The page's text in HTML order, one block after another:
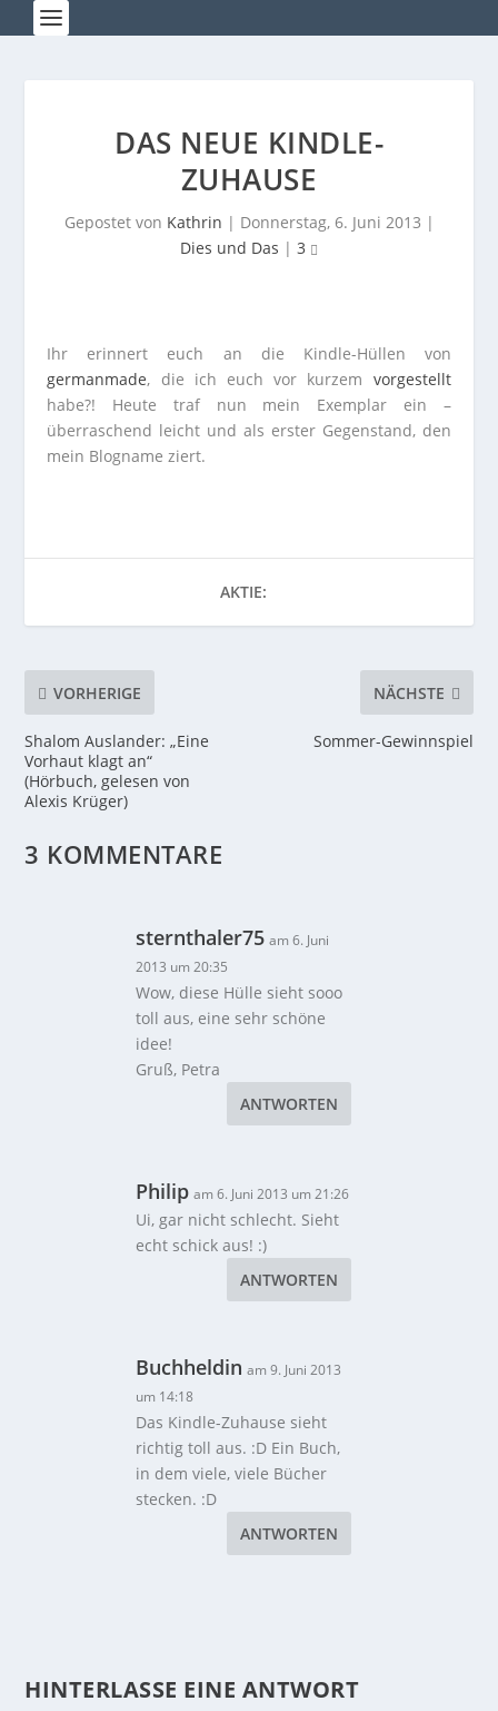
DAS NEUE KINDLE-
ZUHAUSE
Gepostet von Kathrin | Donnerstag, 6. Juni 2013 |
Dies und Das | 3
Ihr erinnert euch an die Kindle-Hüllen von
germanmade, die ich euch vor kurzem vorgestellt
habe?! Heute traf nun mein Exemplar ein –
überraschend leicht und als erster Gegenstand, den
mein Blogname ziert.
AKTIE:
VORHERIGE
Shalom Auslander: „Eine
Vorhaut klagt an“
(Hörbuch, gelesen von
Alexis Krüger)
NÄCHSTE
Sommer-Gewinnspiel
3 KOMMENTARE
sternthaler75 am 6. Juni
2013 um 20:35
Wow, diese Hülle sieht sooo
toll aus, eine sehr schöne
idee!
Gruß, Petra
ANTWORTEN
Philip am 6. Juni 2013 um 21:26
Ui, gar nicht schlecht. Sieht
echt schick aus! :)
ANTWORTEN
Buchheldin am 9. Juni 2013
um 14:18
Das Kindle-Zuhause sieht
richtig toll aus. :D Ein Buch,
in dem viele, viele Bücher
stecken. :D
ANTWORTEN
HINTERLASSE EINE ANTWORT